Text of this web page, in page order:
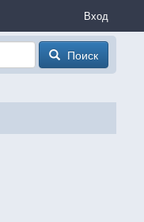
Вход
Поиск